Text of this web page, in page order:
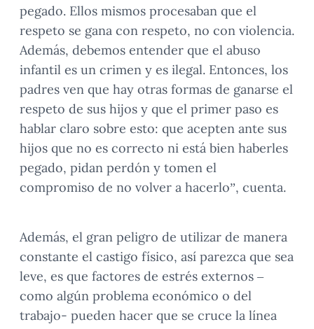
pegado. Ellos mismos procesaban que el
respeto se gana con respeto, no con violencia.
Además, debemos entender que el abuso
infantil es un crimen y es ilegal. Entonces, los
padres ven que hay otras formas de ganarse el
respeto de sus hijos y que el primer paso es
hablar claro sobre esto: que acepten ante sus
hijos que no es correcto ni está bien haberles
pegado, pidan perdón y tomen el
compromiso de no volver a hacerlo”, cuenta.
Además, el gran peligro de utilizar de manera
constante el castigo físico, así parezca que sea
leve, es que factores de estrés externos –
como algún problema económico o del
trabajo- pueden hacer que se cruce la línea